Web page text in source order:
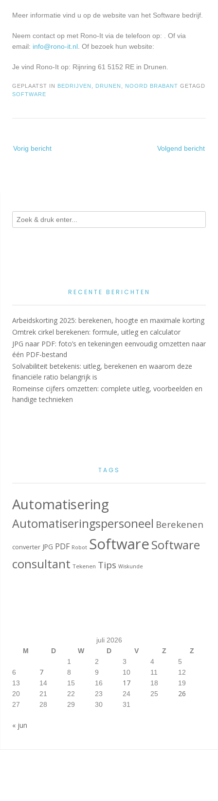
Meer informatie vind u op de website van het Software bedrijf.
Neem contact op met Rono-It via de telefoon op: . Of via
email: info@rono-it.nl. Of bezoek hun website:
Je vind Rono-It op: Rijnring 61 5152 RE in Drunen.
GEPLAATST IN BEDRIJVEN , DRUNEN , NOORD BRABANT GETAGD
SOFTWARE
navigatie
Vorig bericht Volgend bericht
RECENTE BERICHTEN
Arbeidskorting 2025: berekenen, hoogte en maximale korting
Omtrek cirkel berekenen: formule, uitleg en calculator
JPG naar PDF: foto’s en tekeningen eenvoudig omzetten naar
één PDF-bestand
Solvabiliteit betekenis: uitleg, berekenen en waarom deze
financiële ratio belangrijk is
Romeinse cijfers omzetten: complete uitleg, voorbeelden en
handige technieken
TAGS
Automatisering
Automatiseringspersoneel Berekenen
converter JPG PDF Robot SoftwareSoftware
consultant Tekenen Tips Wiskunde
juli 2026
M
D W D V Z
Z
1
2 3 4
5
6
7 8 9 10 11
12
13
14 15 16 17 18
19
20
21 22 23 24 25 26
27 28 29 30 31
« jun